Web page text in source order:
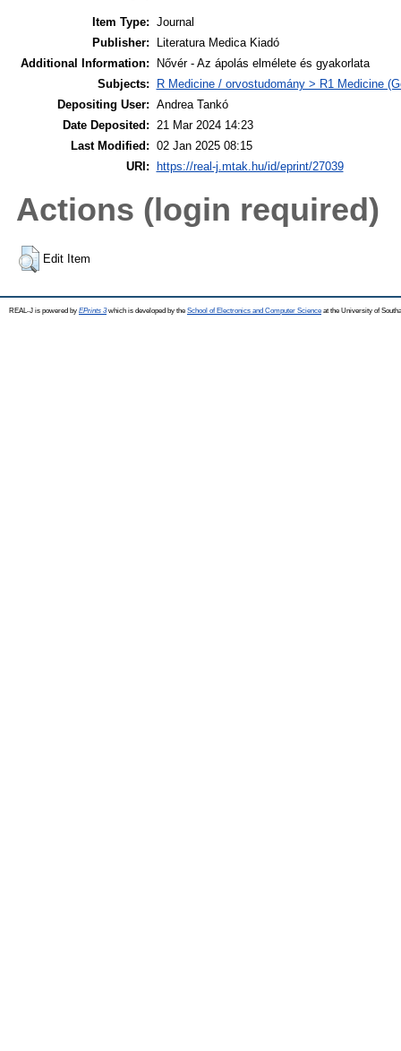
Item Type: Journal
Publisher:
Literatura Medica Kiadó
Additional Information:
Nővér - Az ápolás elmélete és gyakorlata
Subjects:
R Medicine / orvostudomány > R1 Medicine
Depositing User: Andrea Tankó
Date Deposited:
21 Mar 2024 14:23
Last Modified: 02 Jan 2025 08:15
URI:
https://real-j.mtak.hu/id/eprint/27039
Actions (login required)
Edit Item
REAL-J is powered by EPrints 3which is developed by the School of Electronics and Computer Science at the University of